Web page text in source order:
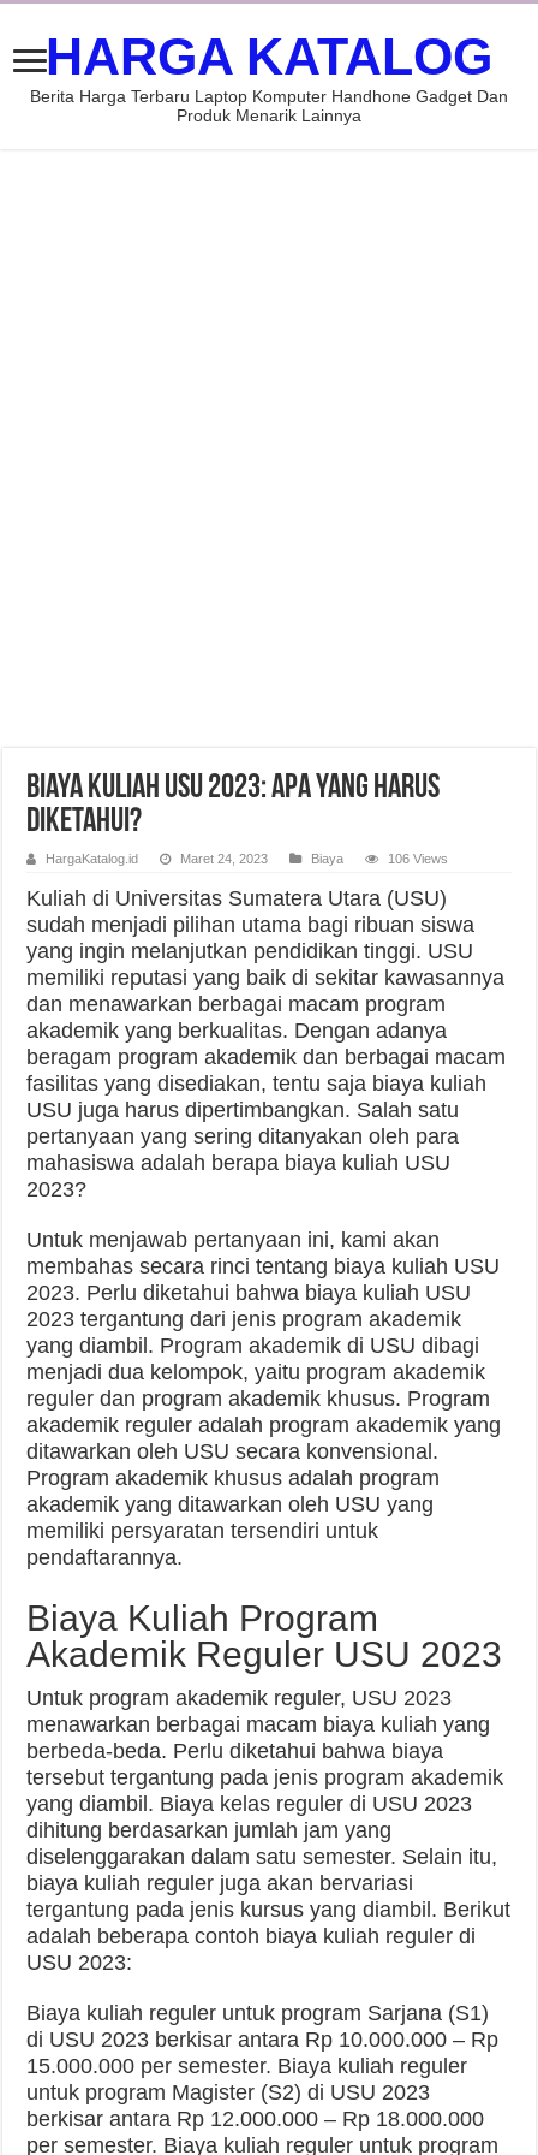
HARGA KATALOG
Berita Harga Terbaru Laptop Komputer Handhone Gadget Dan
Produk Menarik Lainnya
Biaya Kuliah USU 2023: Apa yang Harus
Diketahui?
HargaKatalog.id Maret 24, 2023 Biaya 106 Views
Kuliah di Universitas Sumatera Utara (USU)
sudah menjadi pilihan utama bagi ribuan siswa
yang ingin melanjutkan pendidikan tinggi. USU
memiliki reputasi yang baik di sekitar kawasannya
dan menawarkan berbagai macam program
akademik yang berkualitas. Dengan adanya
beragam program akademik dan berbagai macam
fasilitas yang disediakan, tentu saja biaya kuliah
USU juga harus dipertimbangkan. Salah satu
pertanyaan yang sering ditanyakan oleh para
mahasiswa adalah berapa biaya kuliah USU
2023?
Untuk menjawab pertanyaan ini, kami akan
membahas secara rinci tentang biaya kuliah USU
2023. Perlu diketahui bahwa biaya kuliah USU
2023 tergantung dari jenis program akademik
yang diambil. Program akademik di USU dibagi
menjadi dua kelompok, yaitu program akademik
reguler dan program akademik khusus. Program
akademik reguler adalah program akademik yang
ditawarkan oleh USU secara konvensional.
Program akademik khusus adalah program
akademik yang ditawarkan oleh USU yang
memiliki persyaratan tersendiri untuk
pendaftarannya.
Biaya Kuliah Program
Akademik Reguler USU 2023
Untuk program akademik reguler, USU 2023
menawarkan berbagai macam biaya kuliah yang
berbeda-beda. Perlu diketahui bahwa biaya
tersebut tergantung pada jenis program akademik
yang diambil. Biaya kelas reguler di USU 2023
dihitung berdasarkan jumlah jam yang
diselenggarakan dalam satu semester. Selain itu,
biaya kuliah reguler juga akan bervariasi
tergantung pada jenis kursus yang diambil. Berikut
adalah beberapa contoh biaya kuliah reguler di
USU 2023:
Biaya kuliah reguler untuk program Sarjana (S1)
di USU 2023 berkisar antara Rp 10.000.000 – Rp
15.000.000 per semester. Biaya kuliah reguler
untuk program Magister (S2) di USU 2023
berkisar antara Rp 12.000.000 – Rp 18.000.000
per semester. Biaya kuliah reguler untuk program